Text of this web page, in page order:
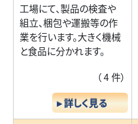
工場にて、製品の検査や
組立、梱包や運搬等の作
業を行います。大きく機械
と食品に分かれます。
（ 4 件）
▸ 詳しく見る